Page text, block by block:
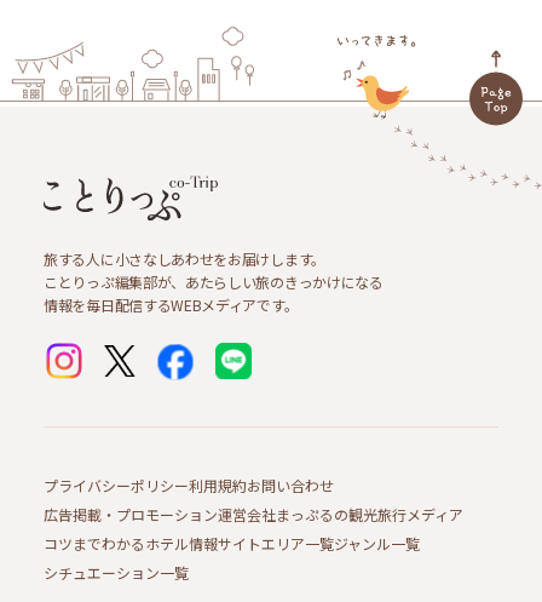
旅する人に小さなしあわせをお届けします。
ことりっぷ編集部が、あたらしい旅のきっかけになる
情報を毎日配信するWEBメディアです。
プライバシーポリシー利用規約お問い合わせ
広告掲載・プロモーション運営会社まっぷるの観光旅行メディア
コツまでわかるホテル情報サイトエリア一覧ジャンル一覧
シチュエーション一覧